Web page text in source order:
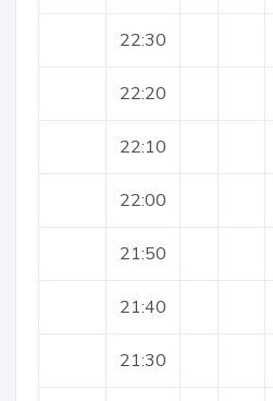
22:30
22:20
22:10
22:00
21:50
21:40
21:30